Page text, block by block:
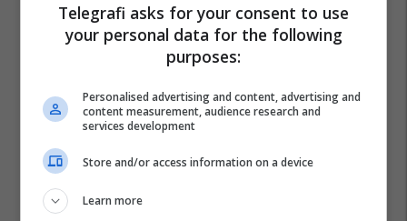
Telegrafi asks for your consent to use
your personal data for the following
purposes:
Personalised advertising and content, advertising and
content measurement, audience research and
services development
Store and/or access information on a device
Learn more